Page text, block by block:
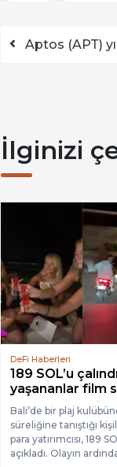
Yazı
Aptos (APT)
İlginizi
DeFi Haberleri
189 SOL’u
yaşananlar film
aratmadı...
Bali’de bir plaj
süreliğine tanıştığı
para yatırımcısı, 189
açıkladı. Olayın